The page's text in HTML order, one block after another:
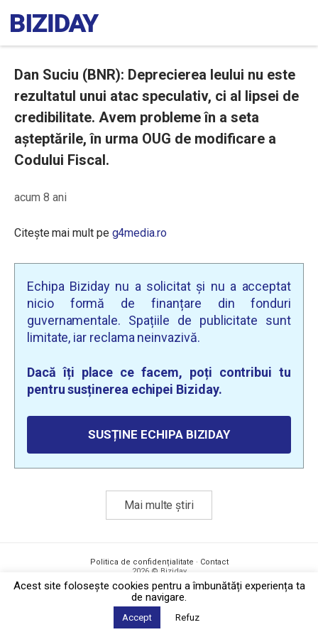
Dan Suciu (BNR): Deprecierea leului nu este
rezultatul unui atac speculativ, ci al lipsei de
credibilitate. Avem probleme în a seta
aşteptările, în urma OUG de modificare a
Codului Fiscal.
acum 8 ani
Citește mai mult pe g4media.ro
Echipa Biziday nu a solicitat și nu a acceptat
nicio formă de finanțare din fonduri
guvernamentale. Spațiile de publicitate sunt
limitate, iar reclama neinvazivă.
Dacă îți place ce facem, poți contribui tu
pentru susținerea echipei Biziday.
SUSȚINE ECHIPA BIZIDAY
Mai multe știri
Politica de confidențialitate · Contact
2026 © Biziday
Acest site foloseşte cookies pentru a îmbunătăți experiența ta
de navigare.
Accept Refuz